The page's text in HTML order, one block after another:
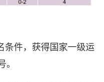
条件，获得国家一级运
。